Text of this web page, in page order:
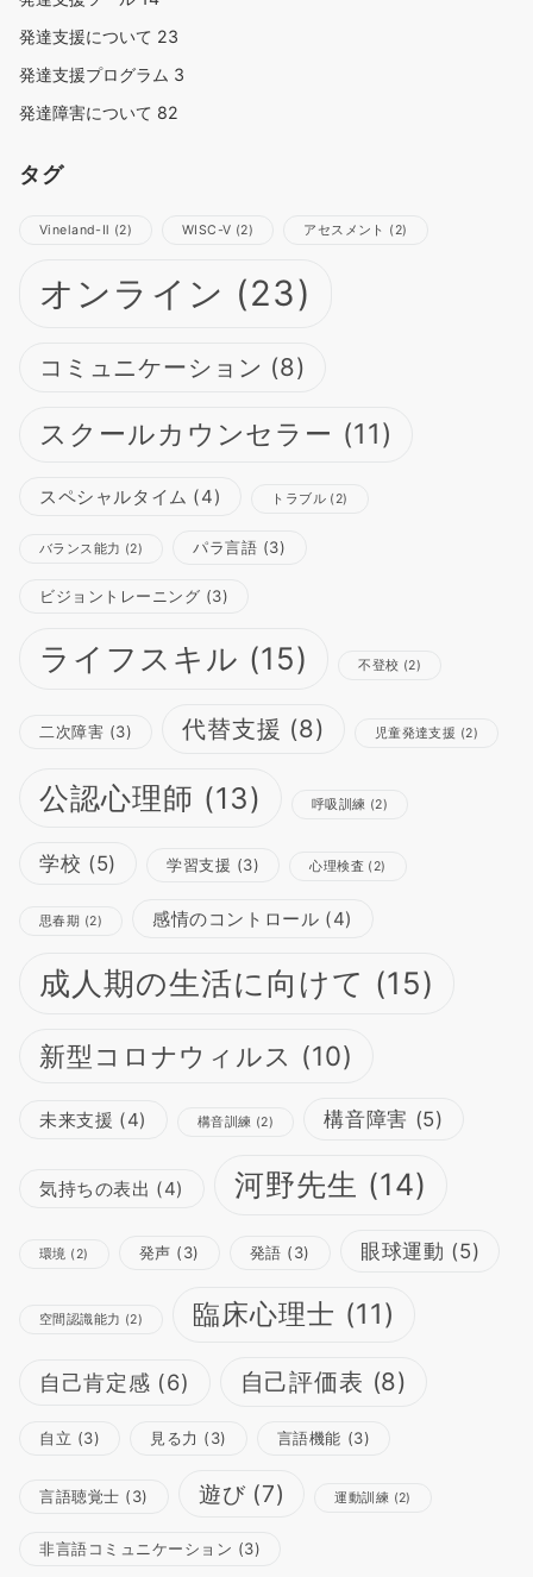
発達支援について 23
発達支援プログラム 3
発達障害について 82
タグ
Vineland-Ⅱ (2) WISC-Ⅴ (2) アセスメント (2)
オンライン (23)
コミュニケーション (8)
スクールカウンセラー (11)
スペシャルタイム (4) トラブル (2)
バランス能力 (2) パラ言語 (3)
ビジョントレーニング (3)
ライフスキル (15) 不登校 (2)
二次障害 (3) 代替支援 (8) 児童発達支援 (2)
公認心理師 (13) 呼吸訓練 (2)
学校 (5) 学習支援 (3) 心理検査 (2)
思春期 (2) 感情のコントロール (4)
成人期の生活に向けて (15)
新型コロナウィルス (10)
未来支援 (4) 構音訓練 (2) 構音障害 (5)
気持ちの表出 (4) 河野先生 (14)
環境 (2) 発声 (3) 発語 (3) 眼球運動 (5)
空間認識能力 (2) 臨床心理士 (11)
自己肯定感 (6) 自己評価表 (8)
自立 (3) 見る力 (3) 言語機能 (3)
言語聴覚士 (3) 遊び(7) 運動訓練 (2)
非言語コミュニケーション (3)